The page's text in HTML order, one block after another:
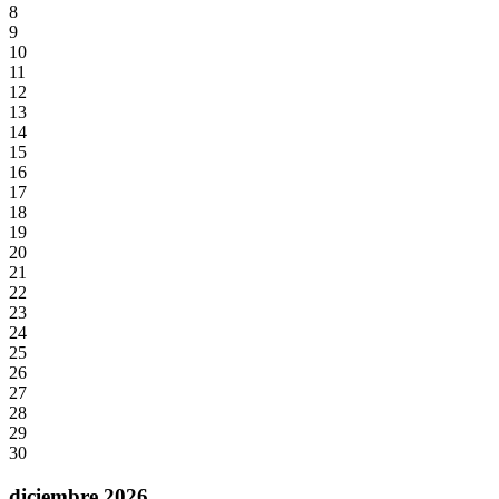
8
9
10
11
12
13
14
15
16
17
18
19
20
21
22
23
24
25
26
27
28
29
30